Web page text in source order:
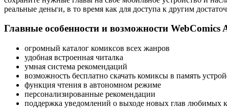
реальные деньги, в то время как для доступа к другим
Главные особенности и возможности WebComics
огромный каталог комиксов всех жанров
удобная встроенная читалка
умная система рекомендаций
возможность бесплатно скачать комиксы в память
функция чтения в автономном режиме
персонализированные рекомендации
поддержка уведомлений о выходе новых глав любимых